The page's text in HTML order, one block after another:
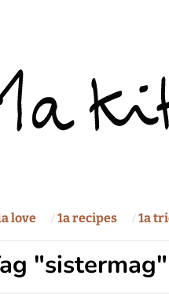
love 1a recipes 1a
"sistermag"